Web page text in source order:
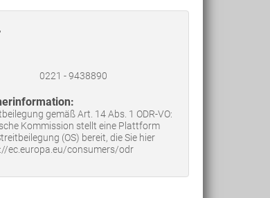
0221 - 9438890
gemäß Art. 14 Abs. 1 ODR-VO:
Kommission stellt eine Plattform
(OS) bereit, die Sie hier
ec.europa.eu/consumers/odr